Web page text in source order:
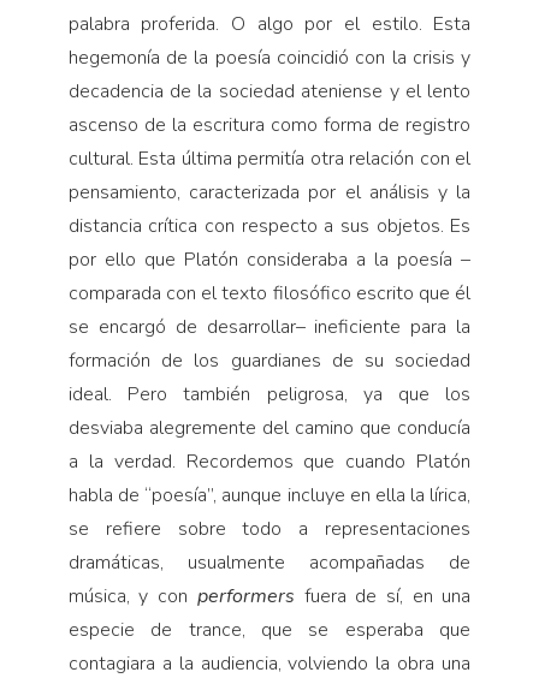
palabra proferida. O algo por el estilo. Esta
hegemonía de la poesía coincidió con la crisis y
decadencia de la sociedad ateniense y el lento
ascenso de la escritura como forma de registro
cultural. Esta última permitía otra relación con el
pensamiento, caracterizada por el análisis y la
distancia crítica con respecto a sus objetos. Es
por ello que Platón consideraba a la poesía –
comparada con el texto filosófico escrito que él
se encargó de desarrollar– ineficiente para la
formación de los guardianes de su sociedad
ideal. Pero también peligrosa, ya que los
desviaba alegremente del camino que conducía
a la verdad. Recordemos que cuando Platón
habla de “poesía”, aunque incluye en ella la lírica,
se refiere sobre todo a representaciones
dramáticas, usualmente acompañadas de
música, y con performers fuera de sí, en una
especie de trance, que se esperaba que
contagiara a la audiencia, volviendo la obra una